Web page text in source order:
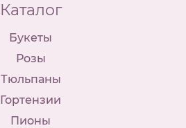
Каталог
Букеты
Розы
Тюльпаны
Гортензии
Пионы